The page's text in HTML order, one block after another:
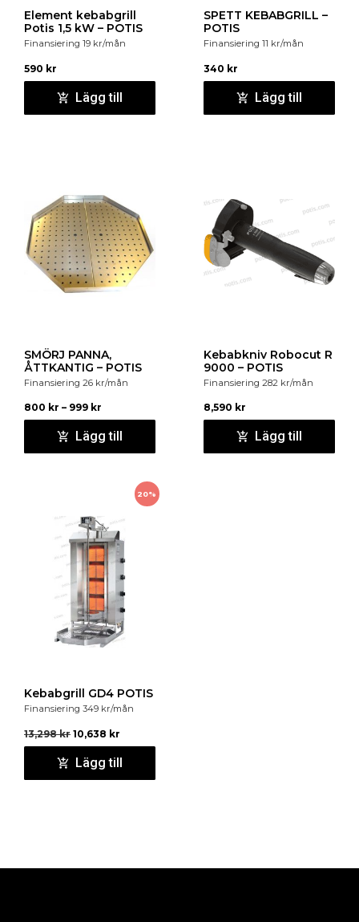
Typ av avfrostning : Automatisk
Köldmedium : R600a
Laddning köldmedium : 70 g
Anslutning : 0,266 kW, 220-240 V, 50 Hz
Element kebabgrill
Potis 1,5 kW – POTIS
Finansiering 19 kr/mån
590 kr
Lägg till
SPETT KEBABGRILL –
POTIS
Finansiering 11 kr/mån
340 kr
Lägg till
SMÖRJ PANNA,
ÅTTKANTIG – POTIS
Finansiering 26 kr/mån
800 kr – 999 kr
Lägg till
Kebabkniv Robocut R
9000 – POTIS
Finansiering 282 kr/mån
8,590 kr
Lägg till
20%
Kebabgrill GD4 POTIS
Finansiering 349 kr/mån
13,298kr 10,638 kr
Lägg till